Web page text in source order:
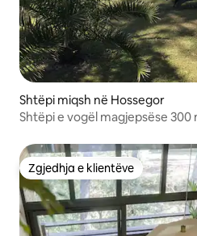
Shtëpi miqsh në Hossegor
Shtëpi e vogël magjepsëse
Zgjedhja e klientëve
Zgjedhja e klientëve